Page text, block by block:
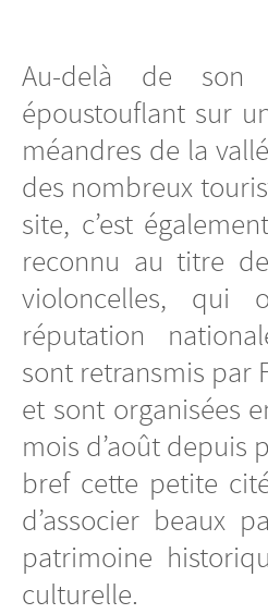
Au-delà de
époustouflant sur
méandres de la
des nombreux
site, c’est
reconnu au titre
violoncelles, qui
réputation
sont retransmis par
et sont organisées
mois d’août depuis
bref cette petite
d’associer beaux
patrimoine
culturelle.